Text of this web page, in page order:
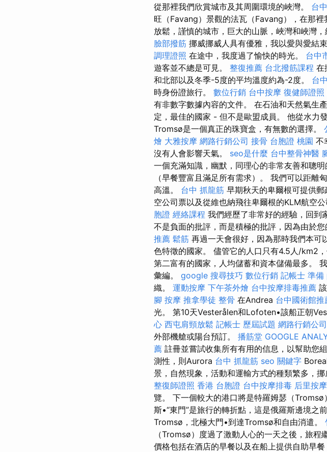
從那裡我們欣賞城市及其周圍環境的峽灣。 台
旺（Favang）景觀的法瓦（Favang），在那裡
放鬆，謹慎的城市，巨大的山脈，峽灣和峽灣
臉部撥筋 挪威挪威人具有優雅，我以愛與愛結
調理證照 在途中，我度過了愉快的時光。 台中
遊客並不總是可見。 整復推薦 台北撥筋課程 在
和北部以及冬季-5度的平均溫度約為-2度。 台
時身份證旅行。 數位行銷 台中按摩 復健師證照
有非數字數據內容的文件。 在石油和天然氣生
定，最佳的國家 - 但不是歐盟成員。 他從水力
Tromsø是一個真正的珠寶盒，有無數的選擇。
燴 大雅按摩 網路行銷公司 接骨 台胞證 桃園 不
沒有人會影響天氣。 seo是什麼 台中整骨神醫
一個充滿知識，幽默，同理心的非常友善和聰明
（早餐豐富且滿足所有需求）。 我們可以距
高溫。 台中 抓龍筋 早期秋天的卑爾根可提供郵
空公司票以及從維也納飛往卑爾根的KLM航空公
胞證 經絡課程 我們經歷了非常好的經驗，回到
不是負面的批評，而是積極的批評，因為由於
推薦 鬆筋 再過一天會很好，因為那時我們本可
色特徵的國家。 儘管它的人口只有4.5人/km2
第二富有的國家，人均儲蓄和資本儲備最多。
彙編。 google 搜尋技巧 數位行銷 記帳士 準
織。 運動按摩 下午茶外燴 台中按摩排毒推薦
腳 按摩 推拿學徒 整骨 在Andrea 台中國術館推
光。 第10天Vesterålen和Lofoten•該船正朝
心 西屯肩頸放鬆 記帳士 歷屆試題 網路行銷公司
外部機艙或陽台預訂。 播筋堂 GOOGLE
薦 註冊並嘗試收集所有有用的信息，以幫助您
測性，則Aurora 台中 抓龍筋 seo 關鍵字
景，自然現象，活動和運輸方式的種類繁多，
整復師證照 香港 台胞證 台中按摩排毒 后里按摩
覽。 下一個較大的港口將是特羅姆瑟（Tromsø
斯•“東門”是旅行的轉折點，這是俄羅斯邊境之
Tromsø，北極大門•到達Tromsø和自由消遣。
（Tromsø）度過了激動人心的一天之後，旅程
價格包括在酒店的早餐以及在船上提供自助早